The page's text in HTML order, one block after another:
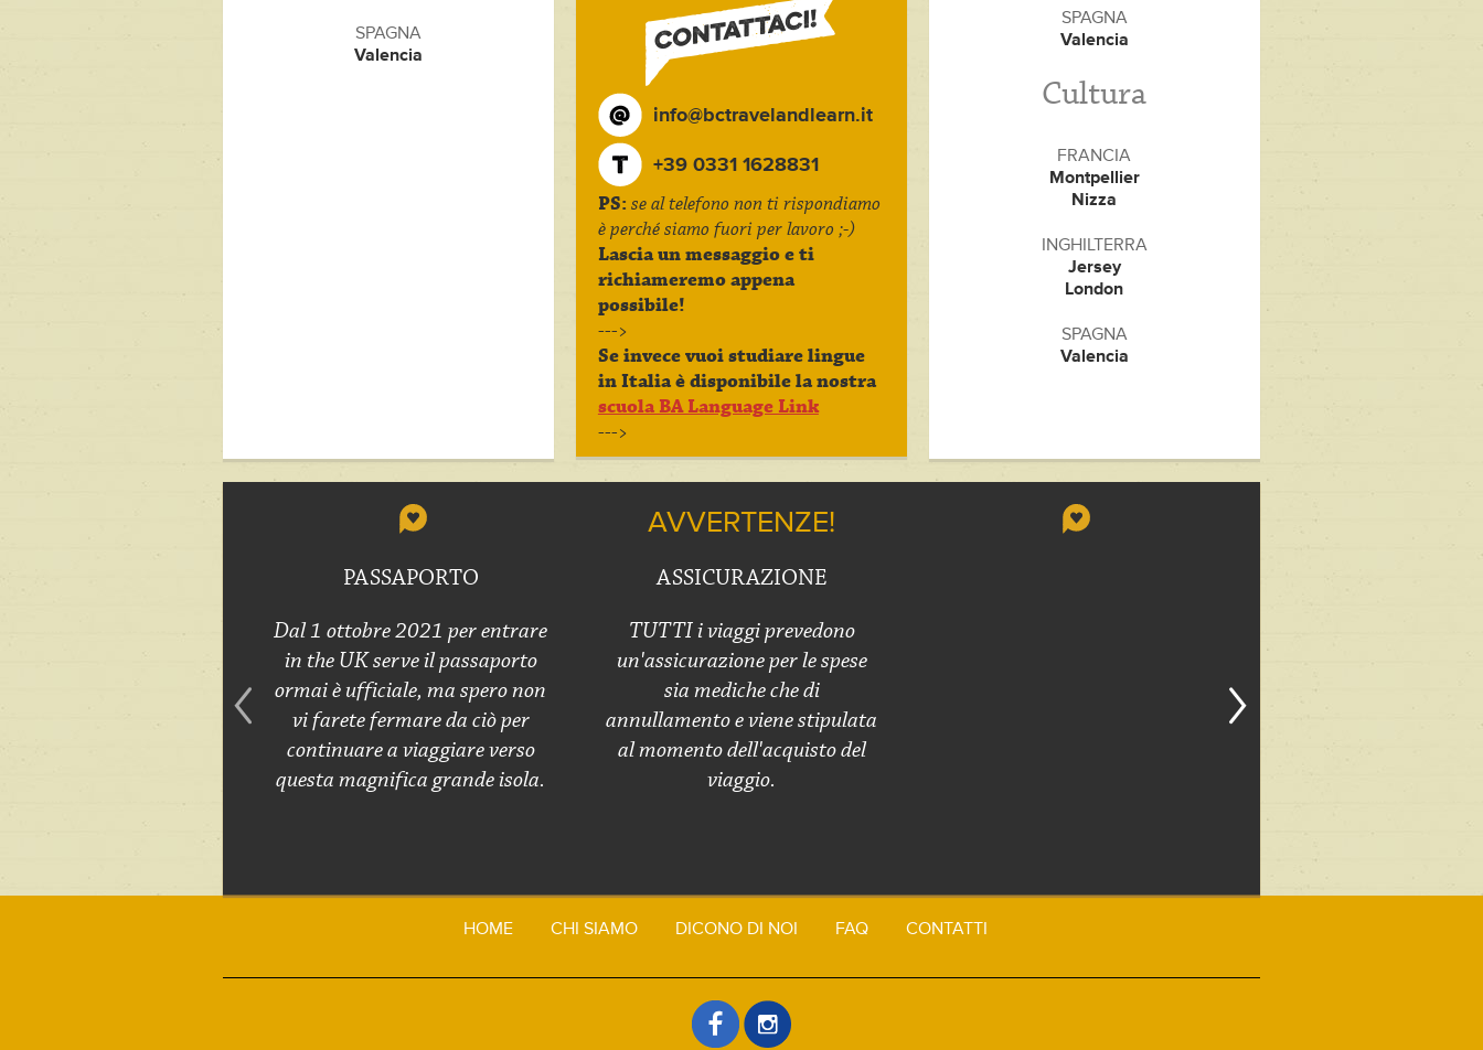
SPAGNA
Valencia
info@bctravelandlearn.it
+39 0331 1628831
PS: se al telefono non ti rispondiamo
è perché siamo fuori per lavoro ;-)
Lascia un messaggio e ti
richiameremo appena
possibile!
--->
Se invece vuoi studiare lingue
in Italia è disponibile la nostra
scuola BA Language Link
--->
SPAGNA
Valencia
Cultura
FRANCIA
Montpellier
Nizza
INGHILTERRA
Jersey
London
SPAGNA
Valencia
AVVERTENZE!
PASSAPORTO
Dal 1 ottobre 2021 per entrare
in the UK serve il passaporto
ormai è ufficiale, ma spero non
vi farete fermare da ciò per
continuare a viaggiare verso
questa magnifica grande isola.
ASSICURAZIONE
TUTTI i viaggi prevedono
un'assicurazione per le spese
sia mediche che di
annullamento e viene stipulata
al momento dell'acquisto del
viaggio.
HOME CHI SIAMO DICONO DI NOI FAQ CONTATTI